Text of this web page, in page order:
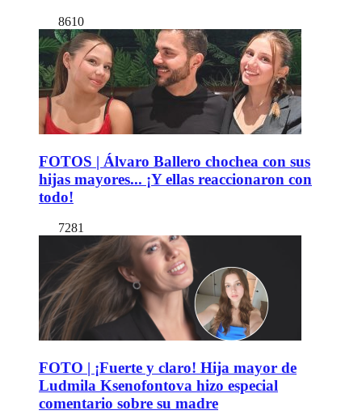
8610
FOTOS | Álvaro Ballero chochea con sus
hijas mayores... ¡Y ellas reaccionaron con
todo!
7281
FOTO | ¡Fuerte y claro! Hija mayor de
Ludmila Ksenofontova hizo especial
comentario sobre su madre